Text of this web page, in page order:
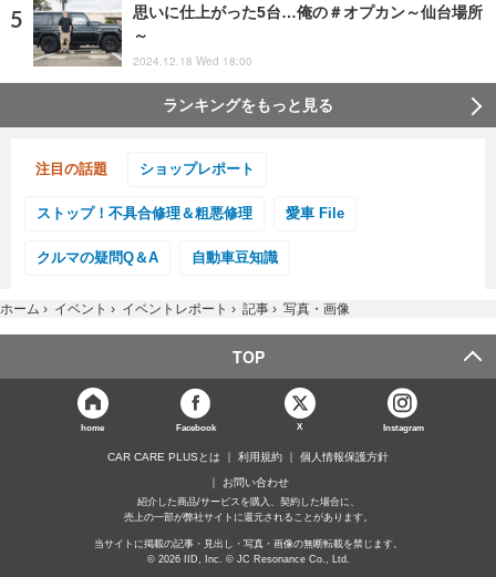
思いに仕上がった5台…俺の＃オプカン～仙台場所
～
2024.12.18 Wed 18:00
ランキングをもっと見る
注目の話題 ショップレポート
ストップ！不具合修理＆粗悪修理 愛車 File
クルマの疑問Q＆A 自動車豆知識
ホーム › イベント › イベントレポート › 記事 › 写真・画像
TOP
home Facebook X Instagram
CAR CARE PLUSとは 利用規約 個人情報保護方針
お問い合わせ
紹介した商品/サービスを購入、契約した場合に、
売上の一部が弊社サイトに還元されることがあります。
当サイトに掲載の記事・見出し・写真・画像の無断転載を禁じます。
© 2026 IID, Inc. © JC Resonance Co., Ltd.